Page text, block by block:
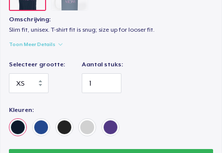
Omschrijving:
Slim fit, unisex. T-shirt fit is snug; size up for looser fit.
Toon Meer Details
Selecteer grootte: Aantal stuks:
Kleuren: